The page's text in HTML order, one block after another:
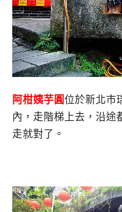
阿柑姨芋圓位於新北市
內，走階梯上去，沿途
走就對了。